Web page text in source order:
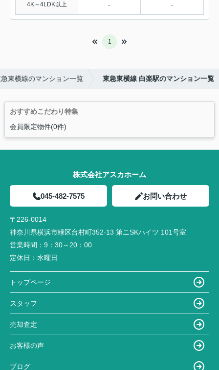
4K～4LDK以上 - -
1
東横線のマンション一覧 東急東横線 白楽駅のマンション一覧
おすすめこだわり特集
会員限定物件(0件)
株式会社アスカホーム
045-482-7575 お問い合わせ
〒226-0014
神奈川県横浜市緑区台村町352-13 第ニSKハイツ 101号室
営業時間： 9：30～20：00
定休日： 水曜日
トップページ
スタッフ
売却査定
お客様の声
ブログ